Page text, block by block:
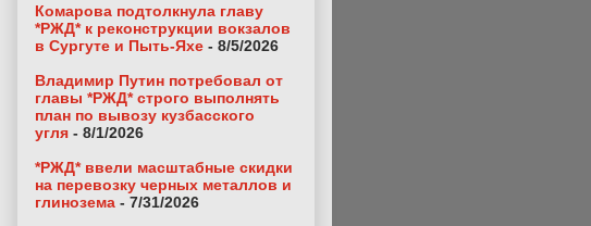
Комарова подтолкнула главу
*РЖД* к реконструкции вокзалов
в Сургуте и Пыть-Яхе - 8/5/2026
Владимир Путин потребовал от
главы *РЖД* строго выполнять
план по вывозу кузбасского
угля - 8/1/2026
*РЖД* ввели масштабные скидки
на перевозку черных металлов и
глинозема - 7/31/2026